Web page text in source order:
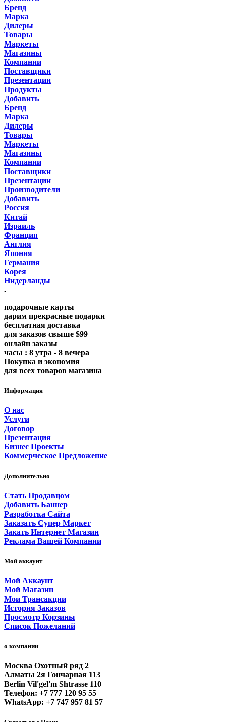
Бренд
Марка
Дилеры
Товары
Маркеты
Магазины
Компании
Поставщики
Презентации
Продукты
Добавить
Бренд
Марка
Дилеры
Товары
Маркеты
Магазины
Компании
Поставщики
Презентации
Производители
Добавить
Россия
Китай
Израиль
Франция
Англия
Япония
Германия
Корея
Нидерланды
.
подарочные карты
дарим прекрасные подарки
бесплатная доставка
для заказов свыше $99
онлайн заказы
часы : 8 утра - 8 вечера
Покупка и экономия
для всех товаров магазина
Информация
О нас
Услуги
Договор
Презентация
Бизнес Проекты
Коммерческое Предложение
Дополнительно
Стать Продавцом
Добавить Баннер
Разработка Сайта
Заказать Супер Маркет
Закать Интернет Магазин
Реклама Вашей Компании
Мой аккаунт
Мой Аккаунт
Мой Магазин
Мои Трансакции
История Заказов
Просмотр Корзины
Список Пожеланий
о компании
Москва Охотный ряд 2
Алматы 2я Гончарная 113
Berlin Vil'gel'm Shtrasse 110
Телефон: +7 777 120 95 55
WhatsApp: +7 747 957 81 57